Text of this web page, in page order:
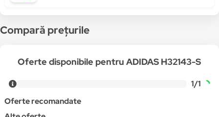
Compară prețurile
Oferte disponibile pentru ADIDAS H32143-S
1/1
Oferte recomandate